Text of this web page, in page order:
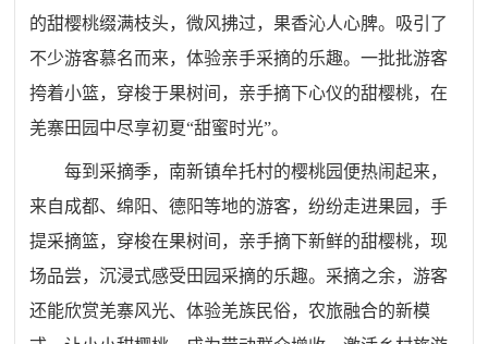
的甜樱桃缀满枝头，微风拂过，果香沁人心脾。吸引了
不少游客慕名而来，体验亲手采摘的乐趣。一批批游客
挎着小篮，穿梭于果树间，亲手摘下心仪的甜樱桃，在
羌寨田园中尽享初夏“甜蜜时光”。
每到采摘季，南新镇牟托村的樱桃园便热闹起来，
来自成都、绵阳、德阳等地的游客，纷纷走进果园，手
提采摘篮，穿梭在果树间，亲手摘下新鲜的甜樱桃，现
场品尝，沉浸式感受田园采摘的乐趣。采摘之余，游客
还能欣赏羌寨风光、体验羌族民俗，农旅融合的新模